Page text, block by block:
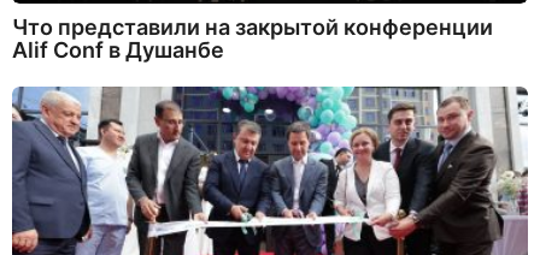
Что представили на закрытой конференции
Alif Conf в Душанбе